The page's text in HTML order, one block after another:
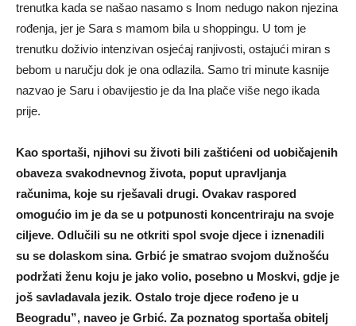
trenutka kada se našao nasamo s Inom nedugo nakon njezina
rođenja, jer je Sara s mamom bila u shoppingu. U tom je
trenutku doživio intenzivan osjećaj ranjivosti, ostajući miran s
bebom u naručju dok je ona odlazila. Samo tri minute kasnije
nazvao je Saru i obavijestio je da Ina plače više nego ikada
prije.
Kao sportaši, njihovi su životi bili zaštićeni od uobičajenih
obaveza svakodnevnog života, poput upravljanja
računima, koje su rješavali drugi. Ovakav raspored
omogućio im je da se u potpunosti koncentriraju na svoje
ciljeve. Odlučili su ne otkriti spol svoje djece i iznenadili
su se dolaskom sina. Grbić je smatrao svojom dužnošću
podržati ženu koju je jako volio, posebno u Moskvi, gdje je
još savladavala jezik. Ostalo troje djece rođeno je u
Beogradu”, naveo je Grbić. Za poznatog sportaša obitelj